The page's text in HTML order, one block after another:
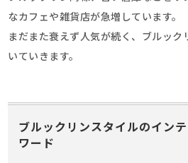
なカフェや雑貨店が急増しています。
まだまた衰えず人気が続く、ブルック
いていきます。
ブルックリンスタイルのイン
ワード